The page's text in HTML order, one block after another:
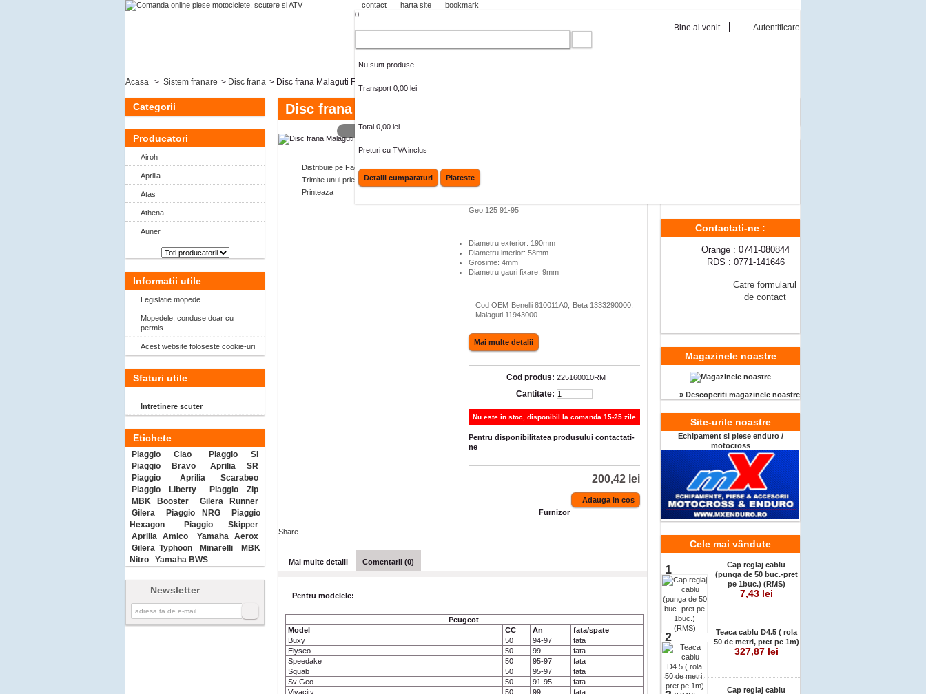
contact harta site bookmark
Bine ai venit Autentificare
0
Nu sunt produse
Transport 0,00 lei
Total 0,00 lei
Preturi cu TVA inclus
Detalii cumparaturi Plateste
Categorii
Producatori
Airoh
Aprilia
Atas
Athena
Auner
Informatii utile
Legislatie mopede
Mopedele, conduse doar cu
permis
Acest website foloseste cookie-uri
Sfaturi utile
Intretinere scuter
Etichete
Piaggio Ciao
Piaggio Si
Piaggio Bravo
Aprilia SR
Piaggio
Aprilia Scarabeo
Piaggio Liberty
Piaggio Zip
MBK Booster
Gilera Runner
Gilera
Piaggio NRG
Piaggio
Hexagon
Piaggio Skipper
Aprilia Amico
Yamaha Aerox
Gilera Typhoon
Minarelli
MBK
Nitro
Yamaha BWS
Newsletter
Acasa > Sistem franare > Disc frana > Disc frana Malaguti F10-F15 (RMS)
Disc frana Malaguti F10-F15 (RMS)
MAI MARE
Distribuie pe Facebook
Trimite unui prieten
Printeaza
50 95-97, Squab 50 95-97, Sv Geo 50 91-
95, Vivacity 50 99, Vivacity Catalitico 50 99-
02, Vivacity Vsx-Xr 50 02-04, Looxor 100 01, Sv L
Geo 125 91-95
Diametru exterior: 190mm
Diametru interior: 58mm
Grosime: 4mm
Diametru gauri fixare: 9mm
Cod OEM Benelli 810011A0, Beta 1333290000,
Malaguti 11943000
Mai multe detalii
Cod produs: 225160010RM
Cantitate:
Nu este in stoc, disponibil la comanda 15-25 zile
Pentru disponibilitatea produsului contactati-
ne
200,42 lei
Furnizor
Share
Mai multe detalii Comentarii (0)
Pentru modelele:
Peugeot
Model
CC An
fata/spate
Buxy
50 94-97
fata
Elyseo
50 99
fata
Speedake
50 95-97
fata
Squab
50 95-97
fata
Sv Geo
50 91-95
fata
Vivacity
50 99
fata
Contactati-ne :
Orange : 0741-080844
RDS : 0771-141646
Catre formularul
de contact
Magazinele noastre
» Descoperiti magazinele noastre
Site-urile noastre
Echipament si piese enduro /
motocross
Cele mai vândute
1
Cap reglaj cablu
(punga de 50 buc.-pret
pe 1buc.) (RMS)
7,43 lei
2
Teaca cablu D4.5 ( rola
50 de metri, pret pe 1m)
327,87 lei
Cap reglaj cablu